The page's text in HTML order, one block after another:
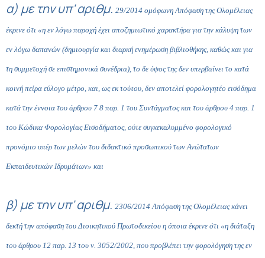
α) με την υπ’ αριθμ. 29/2014 ομόφωνη Απόφαση της Ολομέλειας
έκρινε ότι «η εν λόγω παροχή έχει αποζημιωτικό χαρακτήρα για την κάλυψη των
εν λόγω δαπανών (δημιουργία και διαρκή ενημέρωση βιβλιοθήκης, καθώς και για
τη συμμετοχή σε επιστημονικά συνέδρια), το δε ύψος της δεν υπερβαίνει το κατά
κοινή πείρα εύλογο μέτρο, και, ως εκ τούτου, δεν αποτελεί φορολογητέο εισόδημα
κατά την έννοια του άρθρου 7 8 παρ. 1 του Συντάγματος και του άρθρου 4 παρ. 1
του Κώδικα Φορολογίας Εισοδήματος, ούτε συγκεκαλυμμένο φορολογικό
προνόμιο υπέρ των μελών του διδακτικό προσωπικού των Ανώτατων
Εκπαιδευτικών Ιδρυμάτων» και
β) με την υπ’ αριθμ. 2306/2014 Απόφαση της Ολομέλειας κάνει
δεκτή την απόφαση του Διοικητικού Πρωτοδικείου η όποια έκρινε ότι «η διάταξη
του άρθρου 12 παρ. 13 του ν. 3052/2002, που προβλέπει την φορολόγηση της εν